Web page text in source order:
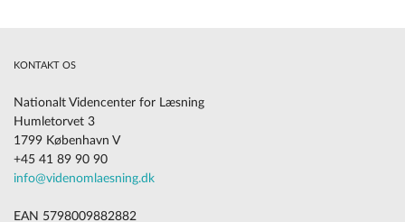
KONTAKT OS
Nationalt Videncenter for Læsning
Humletorvet 3
1799 København V
+45 41 89 90 90
info@videnomlaesning.dk
EAN 5798009882882